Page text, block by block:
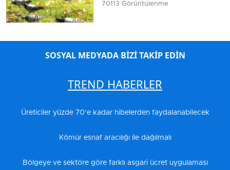
70113 Görüntülenme
SOSYAL MEDYADA BİZİ TAKİP EDİN
TREND HABERLER
Üreticiler yüzde 70’e kadar hibelerden faydalanabilecek
Kömür esnaf aracılığı ile dağılmalı
Bölgeye ve sektöre göre farklı asgari ücret uygulaması